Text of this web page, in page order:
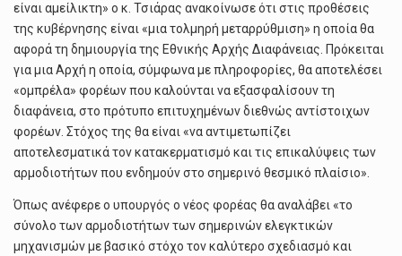
είναι αμείλικτη» ο κ. Τσιάρας ανακοίνωσε ότι στις προθέσεις
της κυβέρνησης είναι «μια τολμηρή μεταρρύθμιση» η οποία θα
αφορά τη δημιουργία της Εθνικής Αρχής Διαφάνειας. Πρόκειται
για μια Αρχή η οποία, σύμφωνα με πληροφορίες, θα αποτελέσει
«ομπρέλα» φορέων που καλούνται να εξασφαλίσουν τη
διαφάνεια, στο πρότυπο επιτυχημένων διεθνώς αντίστοιχων
φορέων. Στόχος της θα είναι «να αντιμετωπίζει
αποτελεσματικά τον κατακερματισμό και τις επικαλύψεις των
αρμοδιοτήτων που ενδημούν στο σημερινό θεσμικό πλαίσιο».
Όπως ανέφερε ο υπουργός ο νέος φορέας θα αναλάβει «το
σύνολο των αρμοδιοτήτων των σημερινών ελεγκτικών
μηχανισμών με βασικό στόχο τον καλύτερο σχεδιασμό και